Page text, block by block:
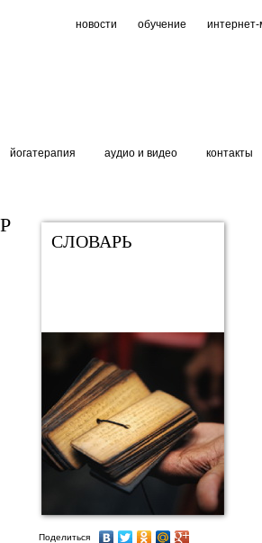
новости обучение интернет-
йогатерапия аудио и видео контакты
СЛОВАРЬ
Поделиться